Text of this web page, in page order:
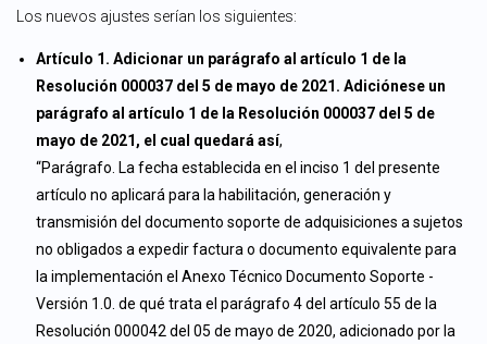
Los nuevos ajustes serían los siguientes:
Artículo 1. Adicionar un parágrafo al artículo 1 de la
Resolución 000037 del 5 de mayo de 2021. Adiciónese un
parágrafo al artículo 1 de la Resolución 000037 del 5 de
mayo de 2021, el cual quedará así,
“Parágrafo. La fecha establecida en el inciso 1 del presente
artículo no aplicará para la habilitación, generación y
transmisión del documento soporte de adquisiciones a sujetos
no obligados a expedir factura o documento equivalente para
la implementación el Anexo Técnico Documento Soporte -
Versión 1.0. de qué trata el parágrafo 4 del artículo 55 de la
Resolución 000042 del 05 de mayo de 2020, adicionado por la